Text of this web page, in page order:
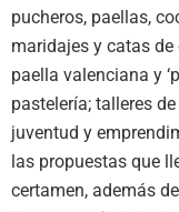
pucheros, paellas,
maridajes y catas de
paella valenciana y
pastelería; talleres
juventud y
las propuestas que
certamen, además